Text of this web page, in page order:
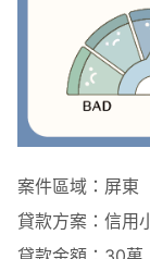
案件區域：屏東
貸款方案：信用